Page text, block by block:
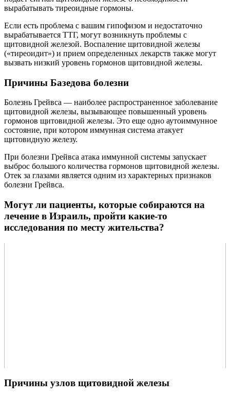
вырабатывать тиреоидные гормоны.
Если есть проблема с вашим гипофизом и недостаточно
вырабатывается ТТГ, могут возникнуть проблемы с
щитовидной железой. Воспаление щитовидной железы
(«тиреоидит») и прием определенных лекарств также могут
вызвать низкий уровень гормонов щитовидной железы.
Причины Базедова болезни
Болезнь Грейвса — наиболее распространенное заболевание
щитовидной железы, вызывающее повышенный уровень
гормонов щитовидной железы. Это еще одно аутоиммунное
состояние, при котором иммунная система атакует
щитовидную железу.
При болезни Грейвса атака иммунной системы запускает
выброс большого количества гормонов щитовидной железы.
Отек за глазами является одним из характерных признаков
болезни Грейвса.
Могут ли пациенты, которые собираются на
лечение в Израиль, пройти какие-то
исследования по месту жительства?
Причины узлов щитовидной железы